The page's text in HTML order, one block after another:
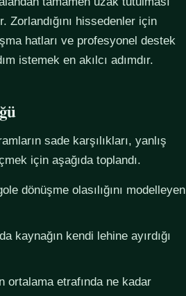
Zorlandığını hissedenler için
hatları ve profesyonel destek
istemek en akılcı adımdır.
sade karşılıkları, yanlış
için aşağıda toplandı.
dönüşme olasılığını modelleyen
kaynağın kendi lehine ayırdığı
ortalama etrafında ne kadar